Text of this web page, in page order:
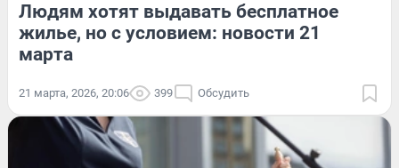
Людям хотят выдавать бесплатное
жилье, но с условием: новости 21
марта
21 марта, 2026, 20:06 399 Обсудить